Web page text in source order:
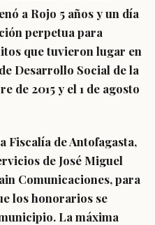
a Rojo 5 años y un día
perpetua para
que tuvieron lugar en
Desarrollo Social de la
de 2015 y el 1 de agosto
Fiscalía de Antofagasta,
de José Miguel
Comunicaciones,para
los honorarios se
La máxima